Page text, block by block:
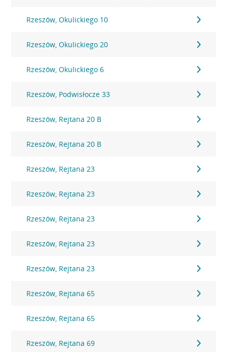
Rzeszów, Okulickiego 10
Rzeszów, Okulickiego 20
Rzeszów, Okulickiego 6
Rzeszów, Podwisłocze 33
Rzeszów, Rejtana 20 B
Rzeszów, Rejtana 20 B
Rzeszów, Rejtana 23
Rzeszów, Rejtana 23
Rzeszów, Rejtana 23
Rzeszów, Rejtana 23
Rzeszów, Rejtana 23
Rzeszów, Rejtana 65
Rzeszów, Rejtana 65
Rzeszów, Rejtana 69